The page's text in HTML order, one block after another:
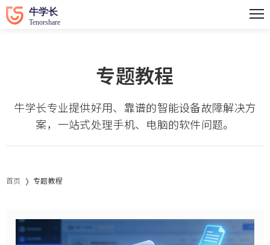
专题教程
牛学长专业提供好用、靠谱的智能设备故障解决方
案，一站式处理手机、电脑的软件问题。
首页 专题教程